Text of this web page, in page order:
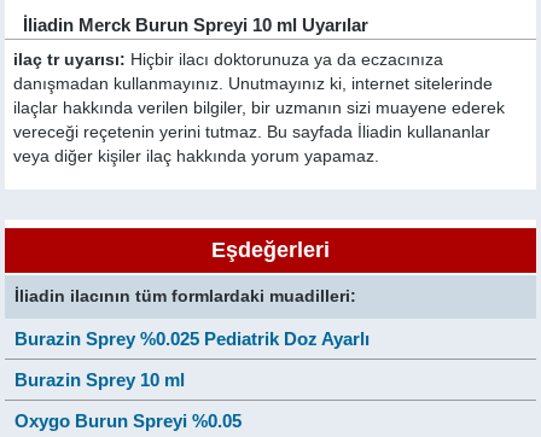
İliadin Merck Burun Spreyi 10 ml Uyarılar
ilaç tr uyarısı: Hiçbir ilacı doktorunuza ya da eczacınıza
danışmadan kullanmayınız. Unutmayınız ki, internet sitelerinde
ilaçlar hakkında verilen bilgiler, bir uzmanın sizi muayene ederek
vereceği reçetenin yerini tutmaz. Bu sayfada İliadin kullananlar
veya diğer kişiler ilaç hakkında yorum yapamaz.
Eşdeğerleri
İliadin ilacının tüm formlardaki muadilleri:
Burazin Sprey %0.025 Pediatrik Doz Ayarlı
Burazin Sprey 10 ml
Oxygo Burun Spreyi %0.05